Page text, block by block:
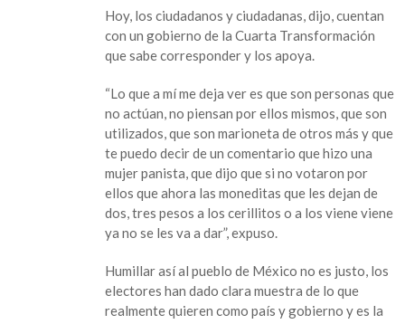
Hoy, los ciudadanos y ciudadanas, dijo, cuentan
con un gobierno de la Cuarta Transformación
que sabe corresponder y los apoya.
“Lo que a mí me deja ver es que son personas que
no actúan, no piensan por ellos mismos, que son
utilizados, que son marioneta de otros más y que
te puedo decir de un comentario que hizo una
mujer panista, que dijo que si no votaron por
ellos que ahora las moneditas que les dejan de
dos, tres pesos a los cerillitos o a los viene viene
ya no se les va a dar”, expuso.
Humillar así al pueblo de México no es justo, los
electores han dado clara muestra de lo que
realmente quieren como país y gobierno y es la